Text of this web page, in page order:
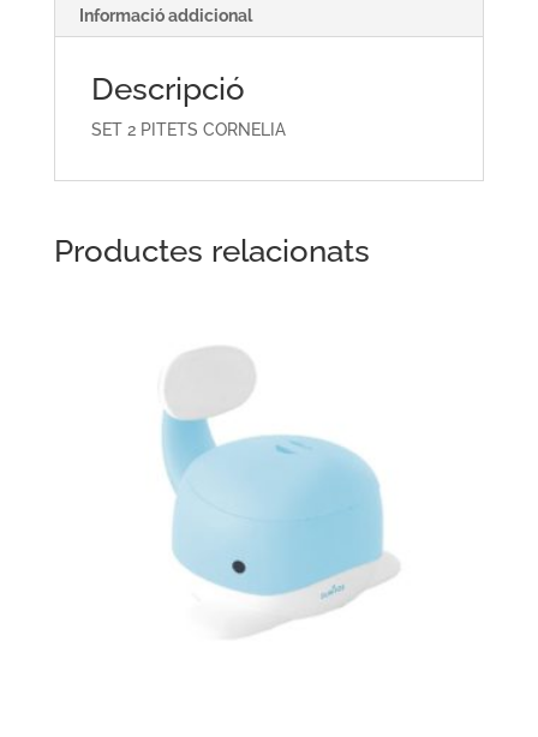
Informació addicional
Descripció
SET 2 PITETS CORNELIA
Productes relacionats